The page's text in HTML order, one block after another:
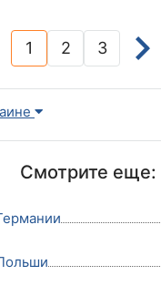
1(current)
2 3
Смотрите еще: